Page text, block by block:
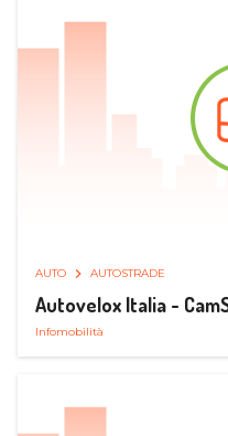
AUTO AUTOSTRADE
Autovelox Italia -
Infomobilità